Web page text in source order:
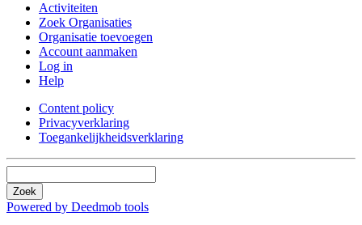
Activiteiten
Zoek Organisaties
Organisatie toevoegen
Account aanmaken
Log in
Help
Content policy
Privacyverklaring
Toegankelijkheidsverklaring
Zoek
Powered by Deedmob tools